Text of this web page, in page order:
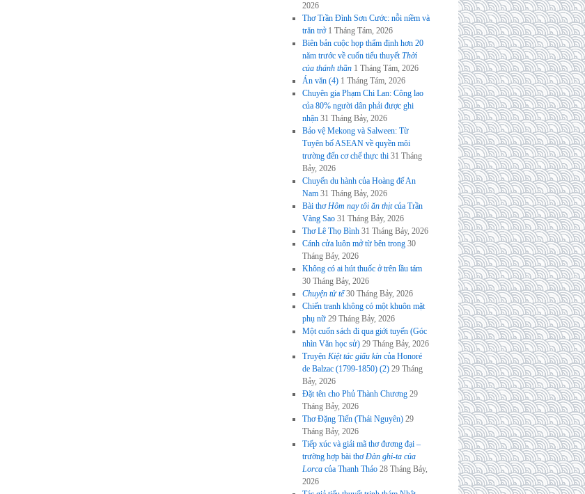
2026
Thơ Trần Đình Sơn Cước: nỗi niềm và
trăn trở 1 Tháng Tám, 2026
Biên bản cuộc họp thẩm định hơn 20
năm trước về cuốn tiểu thuyếtThời
của thánh thần 1 Tháng Tám, 2026
Án văn (4) 1 Tháng Tám, 2026
Chuyên gia Phạm Chi Lan: Công lao
của 80% người dân phải được ghi
nhận 31 Tháng Bảy, 2026
Bảo vệ Mekong và Salween: Từ
Tuyên bố ASEAN về quyền môi
trường đến cơ chế thực thi 31 Tháng
Bảy, 2026
Chuyến du hành của Hoàng đế An
Nam 31 Tháng Bảy, 2026
Bài thơHôm nay tôi ăn thịtcủa Trần
Vàng Sao 31 Tháng Bảy, 2026
Thơ Lê Thọ Bình 31 Tháng Bảy, 2026
Cánh cửa luôn mở từ bên trong 30
Tháng Bảy, 2026
Không có ai hút thuốc ở trên lầu tám
30 Tháng Bảy, 2026
Chuyện tử tế 30 Tháng Bảy, 2026
Chiến tranh không có một khuôn mặt
phụ nữ 29 Tháng Bảy, 2026
Một cuốn sách đi qua giới tuyến (Góc
nhìn Văn học sử) 29 Tháng Bảy, 2026
Truyện Kiệt tác giấu kíncủa Honoré
de Balzac (1799-1850) (2) 29 Tháng
Bảy, 2026
Đặt tên cho Phủ Thành Chương 29
Tháng Bảy, 2026
Thơ Đặng Tiến (Thái Nguyên) 29
Tháng Bảy, 2026
Tiếp xúc và giải mã thơ đương đại –
trường hợp bài thơĐàn ghi-ta của
Lorcacủa Thanh Thảo 28 Tháng Bảy,
2026